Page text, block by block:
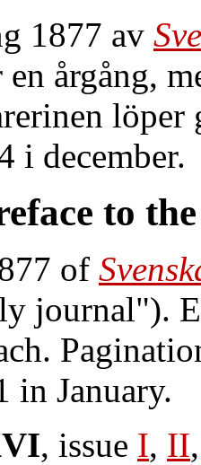
1877 av
årgång,
löper
i december.
to
of
journal").
in January.
, issue I, II